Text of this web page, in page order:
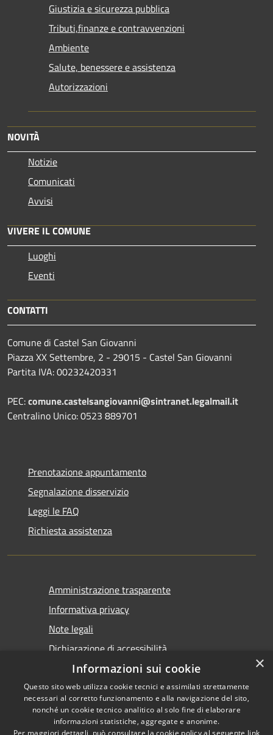
Giustizia e sicurezza pubblica
Tributi,finanze e contravvenzioni
Ambiente
Salute, benessere e assistenza
Autorizzazioni
NOVITÀ
Notizie
Comunicati
Avvisi
VIVERE IL COMUNE
Luoghi
Eventi
CONTATTI
Comune di Castel San Giovanni
Piazza XX Settembre, 2 - 29015 - Castel San Giovanni
Partita IVA: 00232420331
PEC:comune.castelsangiovanni@sintranet.legalmail.it
Centralino Unico: 0523 889701
Prenotazione appuntamento
Segnalazione disservizio
Leggi le FAQ
Richiesta assistenza
Amministrazione trasparente
Informativa privacy
Note legali
Dichiarazione di accessibilità
Copyright © 2026 • Comune di
×
Informazioni sui cookie
Questo sito web utilizza cookie tecnici e assimilati strettamente
necessari al corretto funzionamento e alla navigazione del sito,
nonché un cookie tecnico analitico al solo fine di elaborare
informazioni statistiche, aggregate e anonime.
Per maggiori dettagli, può consultare la cookie policy al seguente link